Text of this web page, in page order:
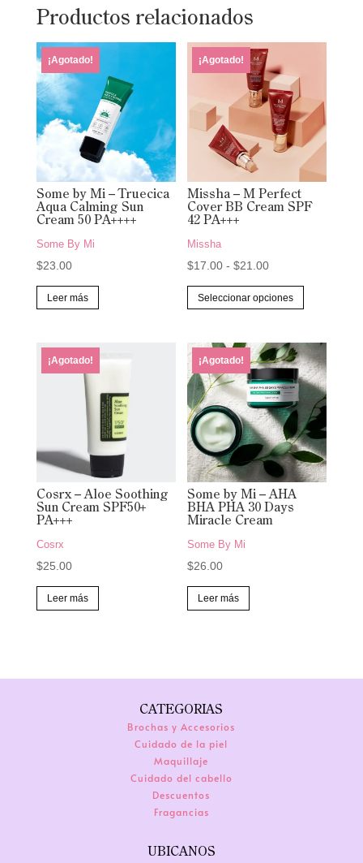
Productos relacionados
¡Agotado!
Some by Mi – Truecica
Aqua Calming Sun
Cream 50 PA++++
Some By Mi
$23.00
Leer más
¡Agotado!
Missha – M Perfect
Cover BB Cream SPF
42 PA+++
Missha
$17.00 - $21.00Rango
de
precios:
$17.00
hasta
$21.00
Seleccionar opciones
Este
producto
múltiples
variantes.
Las
opciones
se
pueden
elegir
¡Agotado!
Cosrx – Aloe Soothing
Sun Cream SPF50+
PA+++
Cosrx
$25.00
Leer más
¡Agotado!
Some by Mi – AHA
BHA PHA 30 Days
Miracle Cream
Some By Mi
$26.00
Leer más
CATEGORIAS
Brochas y Accesorios
Cuidado de la piel
Maquillaje
Cuidado del cabello
Descuentos
Fragancias
UBICANOS